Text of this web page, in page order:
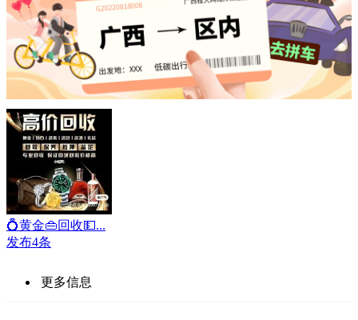
💍黄金👜回收💵...
发布4条
更多信息